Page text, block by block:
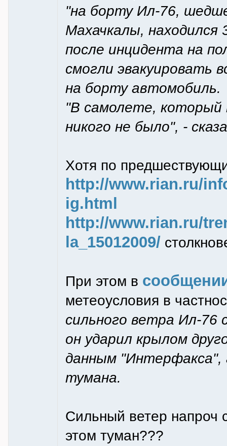
"на борту Ил-76,
Махачкалы, находился
после инцидента на
смогли эвакуировать
на борту автомобиль.
"В самолете, который
никого не было", -
Хотя по
http://www.rian.ru/
ig.html
http://www.rian.ru/
la_15012009/
При этом в
метеоусловия в
сильного ветра Ил-76
он ударил крылом
данным "Интерфакса",
тумана.
Сильный ветер напроч
этом туман???